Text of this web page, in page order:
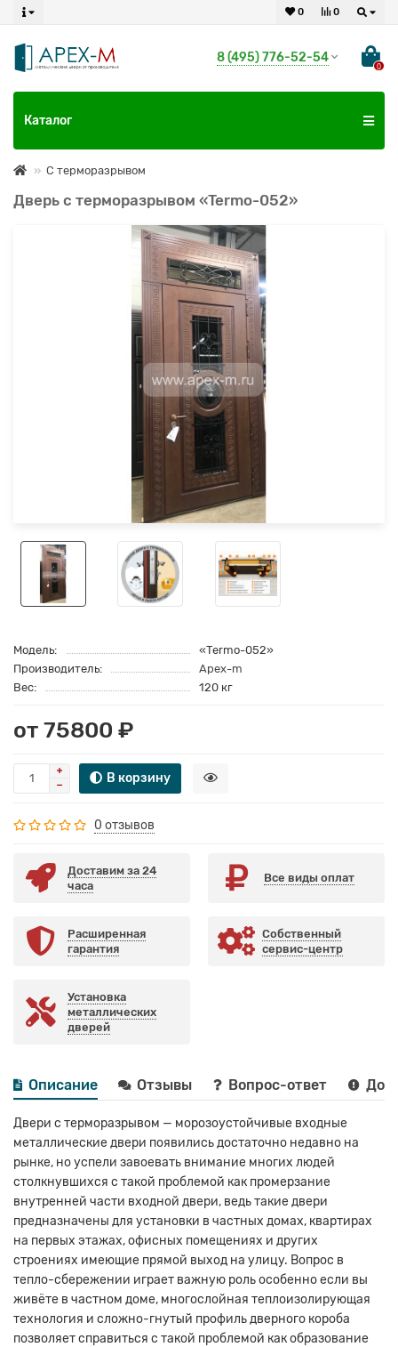
0
0
8 (495) 776-52-54
0
Каталог
С терморазрывом
Дверь с терморазрывом «Termo-052»
Модель:
«Termo-052»
Производитель:
Apex-m
Вес:
120 кг
от 75800 ₽
В корзину
0 отзывов
Доставим за 24
часа
Все виды оплат
Расширенная
гарантия
Собственный
сервис-центр
Установка
металлических
дверей
Описание Отзывы Вопрос-ответ
Двери с терморазрывом — морозоустойчивые входные
металлические двери появились достаточно недавно на
рынке, но успели завоевать внимание многих людей
столкнувшихся с такой проблемой как промерзание
внутренней части входной двери, ведь такие двери
предназначены для установки в частных домах, квартирах
на первых этажах, офисных помещениях и других
строениях имеющие прямой выход на улицу. Вопрос в
тепло-сбережении играет важную роль особенно если вы
живёте в частном доме, многослойная теплоизолирующая
технология и сложно-гнутый профиль дверного короба
позволяет справиться с такой проблемой как образование